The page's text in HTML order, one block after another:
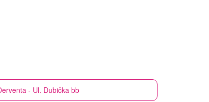
- Ul. Dubička bb